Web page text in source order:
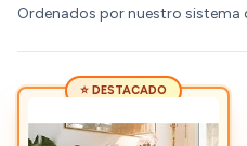
Ordenados por nuestro sistema
⭐ DESTACADO